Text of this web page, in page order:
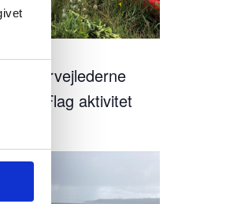
Naturvejlederne
– Blå Flag aktivitet